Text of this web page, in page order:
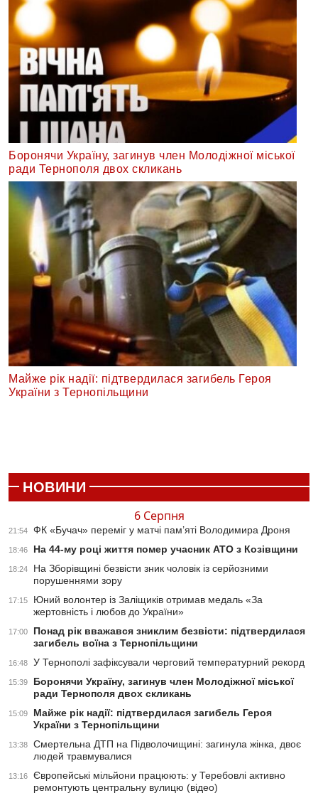
Боронячи Україну, загинув член Молодіжної міської
ради Тернополя двох скликань
Майже рік надії: підтвердилася загибель Героя
України з Тернопільщини
НОВИНИ
6 Серпня
21:54 ФК «Бучач» переміг у матчі пам’яті Володимира Дроня
18:46 На 44-му році життя помер учасник АТО з Козівщини
18:24
На Зборівщині безвісти зник чоловік із серйозними
порушеннями зору
17:15
Юний волонтер із Заліщиків отримав медаль «За
жертовність і любов до України»
17:00
Понад рік вважався зниклим безвісти: підтвердилася
загибель воїна з Тернопільщини
16:48 У Тернополі зафіксували черговий температурний рекорд
15:39
Боронячи Україну, загинув член Молодіжної міської
ради Тернополя двох скликань
15:09
Майже рік надії: підтвердилася загибель Героя
України з Тернопільщини
13:38
Смертельна ДТП на Підволочищині: загинула жінка, двоє
людей травмувалися
13:16
Європейські мільйони працюють: у Теребовлі активно
ремонтують центральну вулицю (відео)